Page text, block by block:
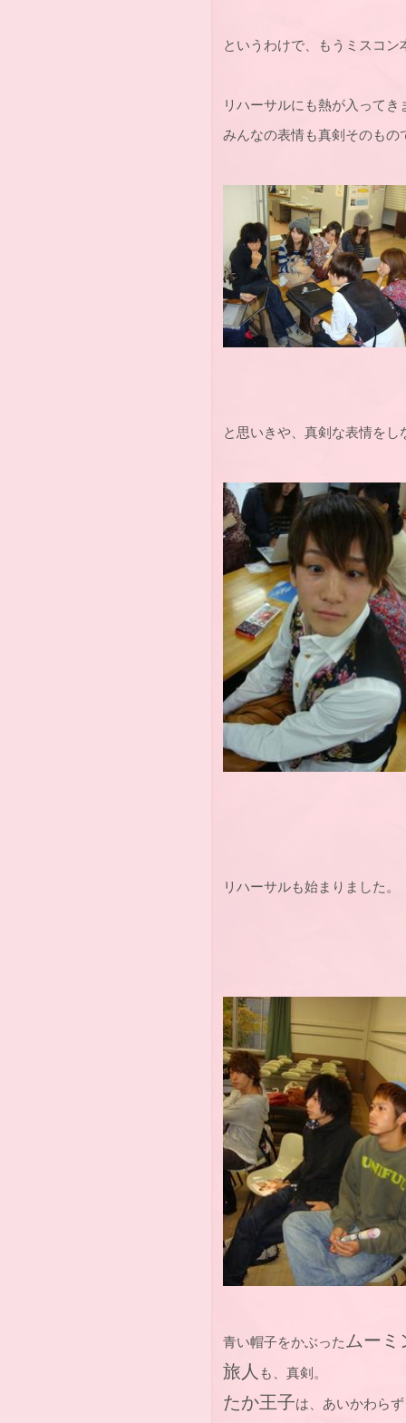
というわけで、もうミスコ
リハーサルにも熱が入ってき
みんなの表情も真剣そのもの
と思いきや、真剣な表情を
リハーサルも始まりました。
青い帽子をかぶった ムーミ
旅人 も、真剣。
たか王子は、あいかわら